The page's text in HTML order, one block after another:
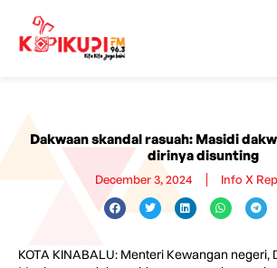
Dakwaan skandal rasuah: Masidi
dirinya disunting
December 3, 2024 Info X
KOTA KINABALU: Menteri Kewangan negeri,